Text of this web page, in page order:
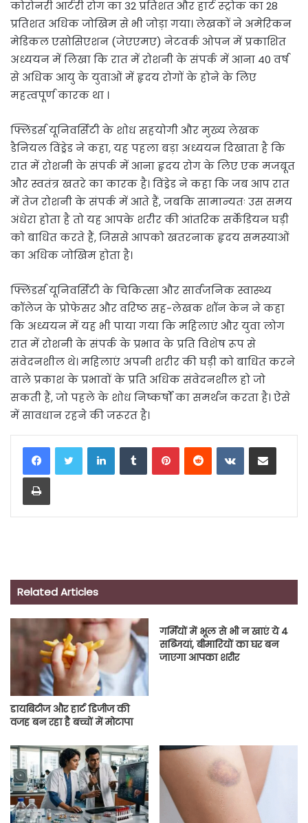
कोरोनरी आर्टरी रोग का 32 प्रतिशत और हार्ट स्ट्रोक का 28
प्रतिशत अधिक जोखिम से भी जोड़ा गया। लेखकों ने अमेरिकन
मेडिकल एसोसिएशन (जेएएमए) नेटवर्क ओपन में प्रकाशित
अध्ययन में लिखा कि रात में रोशनी के संपर्क में आना 40 वर्ष
से अधिक आयु के युवाओं में हृदय रोगों के होने के लिए
महत्वपूर्ण कारक था ।
फ्लिंडर्स यूनिवर्सिटी के शोध सहयोगी और मुख्य लेखक
डैनियल विंड्रेड ने कहा, यह पहला बड़ा अध्ययन दिखाता है कि
रात में रोशनी के संपर्क में आना हृदय रोग के लिए एक मजबूत
और स्वतंत्र खतरे का कारक है। विंड्रेड ने कहा कि जब आप रात
में तेज रोशनी के संपर्क में आते हैं, जबकि सामान्यतः उस समय
अंधेरा होता है तो यह आपके शरीर की आंतरिक सर्केडियन घड़ी
को बाधित करते हैं, जिससे आपको खतरनाक हृदय समस्याओं
का अधिक जोखिम होता है।
फ्लिंडर्स यूनिवर्सिटी के चिकित्सा और सार्वजनिक स्वास्थ्य
कॉलेज के प्रोफेसर और वरिष्ठ सह-लेखक शॉन केन ने कहा
कि अध्ययन में यह भी पाया गया कि महिलाएं और युवा लोग
रात में रोशनी के संपर्क के प्रभाव के प्रति विशेष रूप से
संवेदनशील थे। महिलाएं अपनी शरीर की घड़ी को बाधित करने
वाले प्रकाश के प्रभावों के प्रति अधिक संवेदनशील हो जो
सकती हैं, जो पहले के शोध निष्कर्षों का समर्थन करता है। ऐसे
में सावधान रहने की जरूरत है।
LinkedInTumblrPinterestReddit VKontakteShare via Email
Print
Related Articles
डायबिटीज और हार्ट डिजीज की
वजह बन रहा है बच्चों में मोटापा
गर्मि‍यों में भूल से भी न खाएं ये 4
सब्‍ज‍ियां, बीमार‍ियों का घर बन
जाएगा आपका शरीर